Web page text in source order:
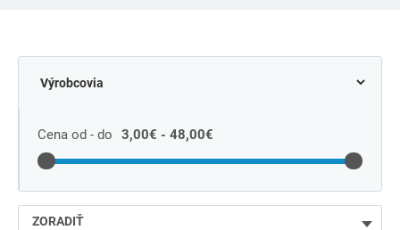
Cena od - do 3,00€ - 48,00€
ZORADIŤ